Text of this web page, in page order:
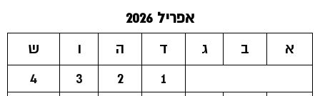
אפריל 2026
א
ב ג ד ה ו
ש
1
2
3
4